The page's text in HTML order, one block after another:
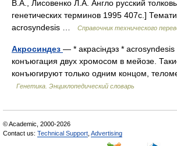
В.А., Лисовенко Л.А. Англо русский
генетических терминов 1995 407с.]
acrosyndesis …
Справочник технического
Акросиндез — * акрасіндэз *
конъюгация двух хромосом в мейозе.
конъюгируют только одним концом,
Генетика. Энциклопедический словарь
© Academic, 2000-2026
Contact us: Technical Support Advertising